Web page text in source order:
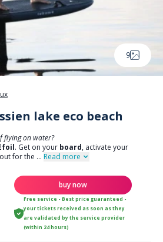
9
lake eco beach
flying on water?
. Get on your board, activate your
for the ... Read more
buy now
Free service - Best price guaranteed -
your tickets received as soon as they
are validated by the service provider
(within 24 hours)